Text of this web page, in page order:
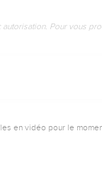
autorisation. Pour vous
en vidéo pour le